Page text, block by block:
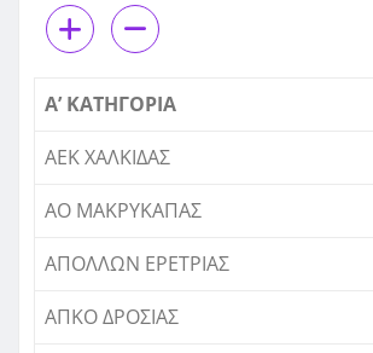
Α’ ΚΑΤΗΓΟΡΙΑ
ΑΕΚ ΧΑΛΚΙΔΑΣ
ΑΟ ΜΑΚΡΥΚΑΠΑΣ
ΑΠΟΛΛΩΝ ΕΡΕΤΡΙΑΣ
ΑΠΚΟ ΔΡΟΣΙΑΣ